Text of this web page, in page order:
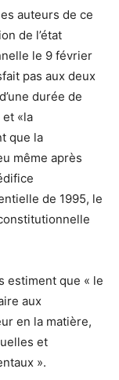
auteurs de ce
de l’état
le 9 février
pas aux deux
durée de
«la
que la
même après
de 1995, le
estiment que « le
aux
en la matière,
et
».